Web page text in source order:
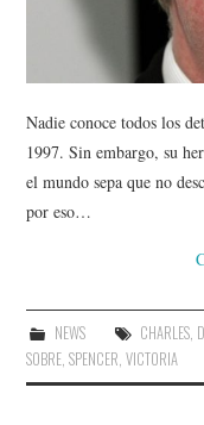
Nadie conoce todos los
1997. Sin embargo, su
el mundo sepa que no
por eso…
NEWS CHARLES,
SOBRE,SPENCER,VICTORIA